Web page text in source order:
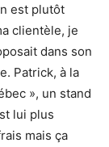
est plutôt
clientèle, je
dans son
Patrick, à la
», un stand
lui plus
mais ça